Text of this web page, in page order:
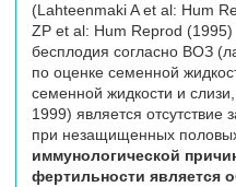
(Lahteenmaki A et al: Hum
ZP et al: Hum Reprod
бесплодия согласно ВОЗ
по оценке семенной
семенной жидкости и
1999) является отсутствие
при незащищенных
иммунологической
фертильности является